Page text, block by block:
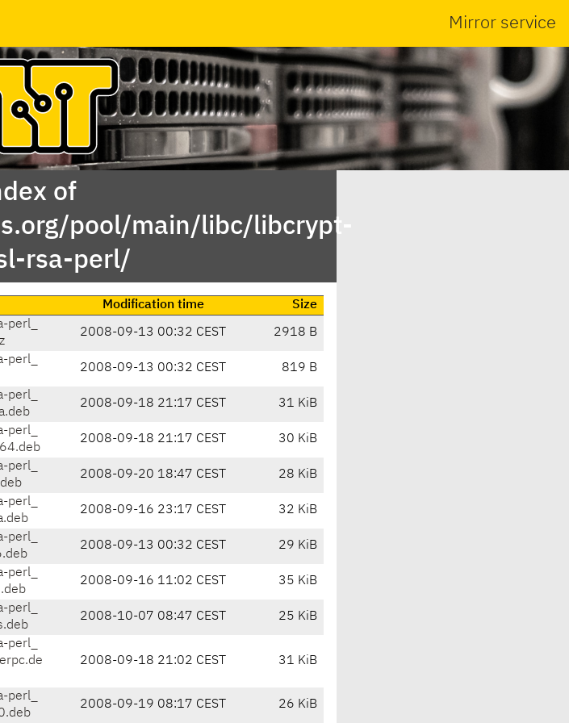
Mirror service
of
pool/main/libc/libcrypt-
rsa-perl/
Modification time
Size
perl_
2008-09-13 00:32 CEST 2918 B
perl_
2008-09-13 00:32 CEST 819 B
perl_
2008-09-18 21:17 CEST 31 KiB
perl_
2008-09-18 21:17 CEST 30 KiB
perl_
2008-09-20 18:47 CEST 28 KiB
perl_
2008-09-16 23:17 CEST 32 KiB
perl_
2008-09-13 00:32 CEST 29 KiB
perl_
2008-09-16 11:02 CEST 35 KiB
perl_
2008-10-07 08:47 CEST 25 KiB
perl_
2008-09-18 21:02 CEST 31 KiB
perl_
2008-09-19 08:17 CEST 26 KiB